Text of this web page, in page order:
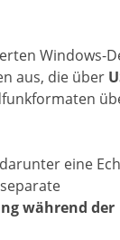
Windows-
aus, die über
eine
während der